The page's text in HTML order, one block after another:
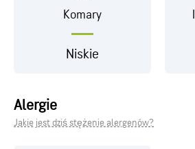
Komary
Niskie
Alergie
Jakie jest dziś stężenie alergenów?